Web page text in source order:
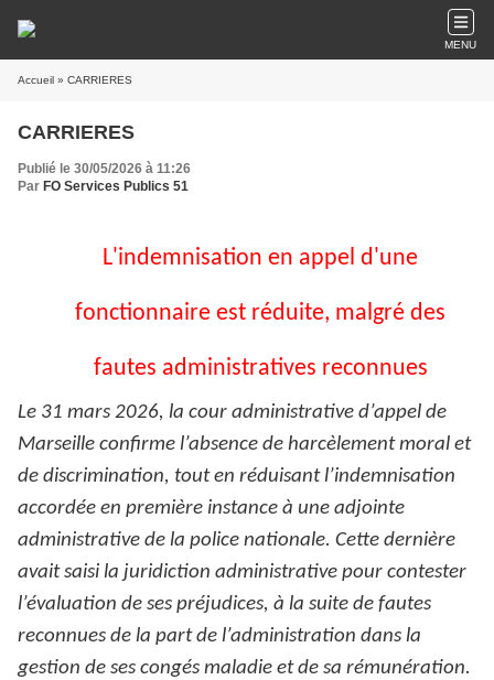
MENU
Accueil » CARRIERES
CARRIERES
Publié le 30/05/2026 à 11:26
Par FO Services Publics 51
L'indemnisation en appel d'une
fonctionnaire est réduite, malgré des
fautes administratives reconnues
Le 31 mars 2026, la cour administrative d’appel de
Marseille confirme l’absence de harcèlement moral et
de discrimination, tout en réduisant l’indemnisation
accordée en première instance à une adjointe
administrative de la police nationale. Cette dernière
avait saisi la juridiction administrative pour contester
l’évaluation de ses préjudices, à la suite de fautes
reconnues de la part de l’administration dans la
gestion de ses congés maladie et de sa rémunération.